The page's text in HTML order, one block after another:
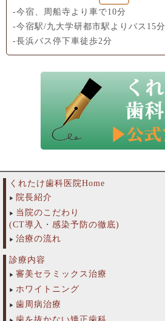
-今宿、周船寺より車で10分
-今宿駅/九大学研都市駅よりバス15分
-長浜バス停下車徒歩2分
くれたけ歯科医院Home
院長紹介
当院のこだわり
(CT導入・感染予防の徹底)
治療の流れ
診療内容
審美セラミックス治療
ホワイトニング
歯周病治療